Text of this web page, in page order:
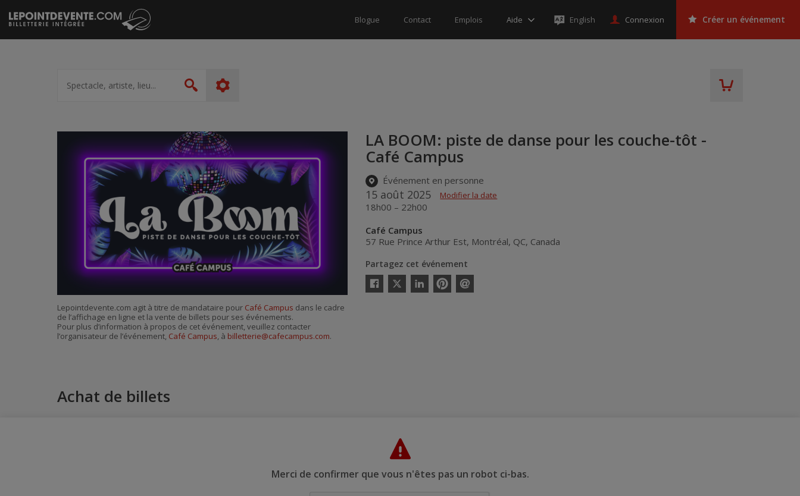
Passer
au
contenu
Blogue Contact Emplois Aide English Connexion Créer un événement
artiste,
lieu...
Rechercher
LA BOOM: piste de danse pour les couche-tôt -
Café Campus
Événement en personne
15 août 2025 Modifier la date
18h00 – 22h00
Café Campus
57 Rue Prince Arthur Est, Montréal, QC, Canada
Partagez cet événement
Facebook
Twitter
LinkedinPinterestEnvoyer
Lepointdevente.com agit à titre de mandataire pour Café Campus dans le cadre
de l’affichage en ligne et la vente de billets pour ses événements.
Pour plus d’information à propos de cet événement, veuillez contacter
l’organisateur de l’événement, Café Campus, à billetterie@cafecampus.com.
Achat de billets
Merci de confirmer que vous n'êtes pas un robot ci-bas.